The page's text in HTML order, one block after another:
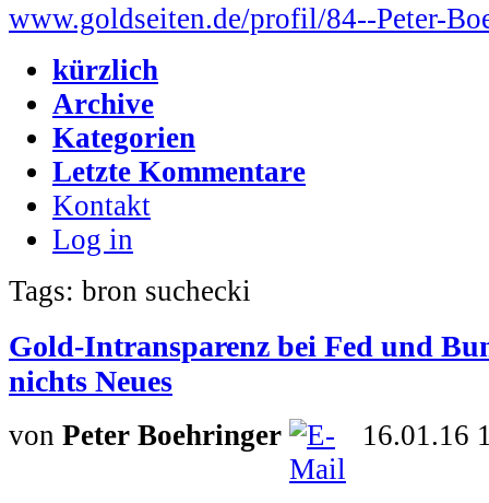
www.goldseiten.de/profil/84--Peter-
kürzlich
Archive
Kategorien
Letzte Kommentare
Kontakt
Log in
Tags: bron suchecki
Gold-Intransparenz bei Fed und
nichts Neues
von Peter Boehringer 16.01.16